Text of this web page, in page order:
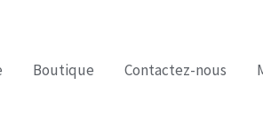
Boutique Contactez-nous